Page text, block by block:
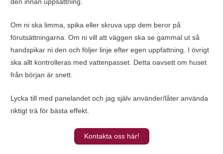
den innan uppsättning.
Om ni ska limma, spika eller skruva upp dem beror på
förutsättningarna. Om ni vill att väggen ska se gammal ut så
handspikar ni den och följer linje efter egen uppfattning. I övrigt
ska allt kontrolleras med vattenpasset. Detta oavsett om huset
från början är snett.
Lycka till med panelandet och jag själv använder/låter använda
riktigt trä för bästa effekt.
Kontakta oss här!